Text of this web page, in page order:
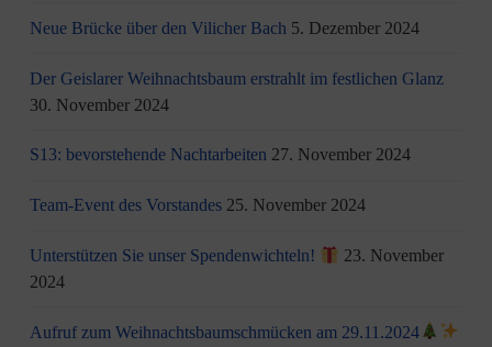
Neue Brücke über den Vilicher Bach 5. Dezember 2024
Der Geislarer Weihnachtsbaum erstrahlt im festlichen Glanz
30. November 2024
S13: bevorstehende Nachtarbeiten 27. November 2024
Team-Event des Vorstandes 25. November 2024
Unterstützen Sie unser Spendenwichteln!
23. November
2024
Aufruf zum Weihnachtsbaumschmücken am 29.11.2024